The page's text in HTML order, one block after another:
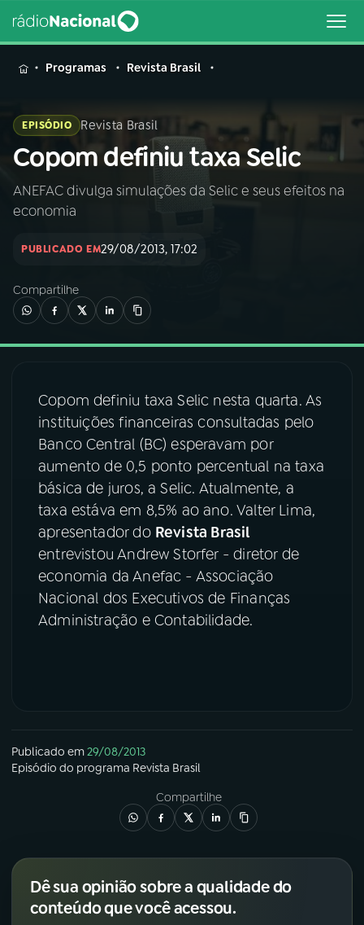
MENU
Buscar
na
Rádio
Nacional
Buscar
AO VIVO
01INÍCIO
02A RÁDIO
03PROGRAMAÇÃO
PROGRAMAS
05PODCASTS
07ÚLTIMAS
YouTube Facebook
X
Programas Revista Brasil
EPISÓDIO Revista Brasil
Copom definiu taxa Selic
ANEFAC divulga simulações da Selic e seus efeitos na
economia
PUBLICADO EM29/08/2013, 17:02
Compartilhe
Copom definiu taxa Selic nesta quarta. As
instituições financeiras consultadas pelo
Banco Central (BC) esperavam por
aumento de 0,5 ponto percentual na taxa
básica de juros, a Selic. Atualmente, a
taxa estáva em 8,5% ao ano. Valter Lima,
apresentador do Revista Brasil
entrevistou Andrew Storfer - diretor de
economia da Anefac - Associação
Nacional dos Executivos de Finanças
Administração e Contabilidade.
Publicado em29/08/2013
Episódio do programa Revista Brasil
Compartilhe
Dê sua opinião sobre a qualidade do
conteúdo que você acessou.